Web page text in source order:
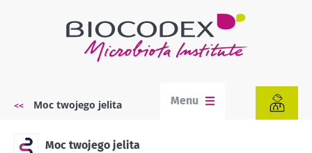
Moc twojego jelita Menu
Moc twojego jelita